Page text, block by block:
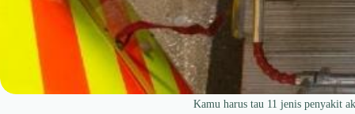
Kamu harus tau 11 jenis penyakit